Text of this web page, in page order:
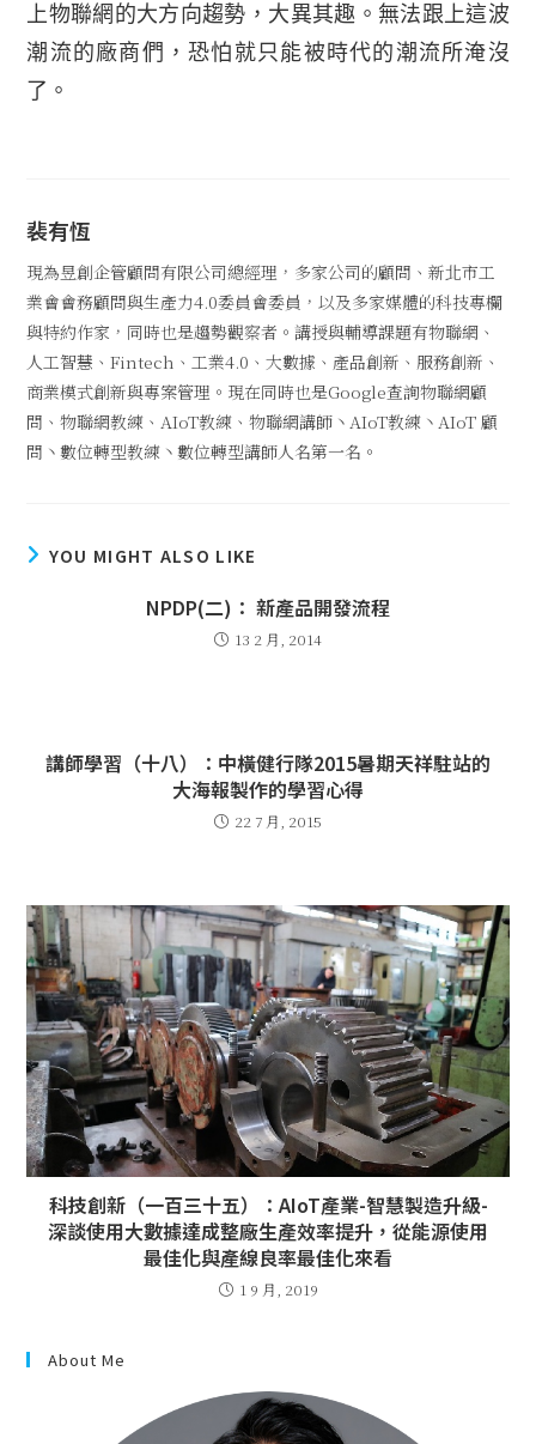
上物聯網的大方向趨勢，大異其趣。無法跟上這波
潮流的廠商們，恐怕就只能被時代的潮流所淹沒
了。
裴有恆
現為昱創企管顧問有限公司總經理，多家公司的顧問、新北市工
業會會務顧問與生產力4.0委員會委員，以及多家媒體的科技專欄
與特約作家，同時也是趨勢觀察者。講授與輔導課題有物聯網、
人工智慧、Fintech、工業4.0、大數據、產品創新、服務創新、
商業模式創新與專案管理。現在同時也是Google查詢物聯網顧
問、物聯網教練、AIoT教練、物聯網講師丶AIoT教練丶AIoT 顧
問丶數位轉型教練丶數位轉型講師人名第一名。
YOU MIGHT ALSO LIKE
NPDP(二)： 新產品開發流程
13 2 月, 2014
講師學習（十八）：中橫健行隊2015暑期天祥駐站的
大海報製作的學習心得
22 7 月, 2015
科技創新（一百三十五）：AIoT產業-智慧製造升級-
深談使用大數據達成整廠生產效率提升，從能源使用
最佳化與產線良率最佳化來看
1 9 月, 2019
About Me